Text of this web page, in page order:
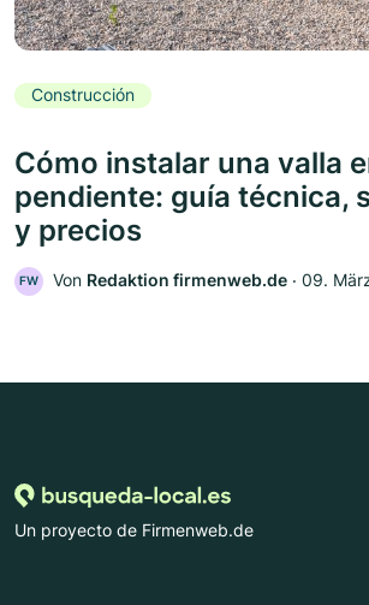
Construcción
Cómo instalar una valla
pendiente: guía técnica,
y precios
FW Von Redaktion firmenweb.de ‧ 09.
Un proyecto de Firmenweb.de